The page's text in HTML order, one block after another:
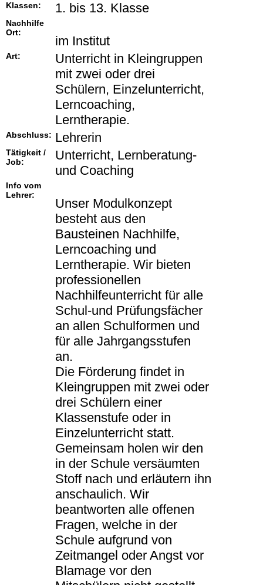
Klassen: 1. bis 13. Klasse
Nachhilfe
Ort:
im Institut
Art:
Unterricht in Kleingruppen
mit zwei oder drei
Schülern, Einzelunterricht,
Lerncoaching,
Lerntherapie.
Abschluss: Lehrerin
Tätigkeit /
Job:
Unterricht, Lernberatung-
und Coaching
Info vom
Lehrer:
Unser Modulkonzept
besteht aus den
Bausteinen Nachhilfe,
Lerncoaching und
Lerntherapie. Wir bieten
professionellen
Nachhilfeunterricht für alle
Schul-und Prüfungsfächer
an allen Schulformen und
für alle Jahrgangsstufen
an.
Die Förderung findet in
Kleingruppen mit zwei oder
drei Schülern einer
Klassenstufe oder in
Einzelunterricht statt.
Gemeinsam holen wir den
in der Schule versäumten
Stoff nach und erläutern ihn
anschaulich. Wir
beantworten alle offenen
Fragen, welche in der
Schule aufgrund von
Zeitmangel oder Angst vor
Blamage vor den